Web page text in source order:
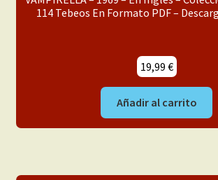
114 Tebeos En Formato PDF –
19,99 €
Añadir al carrito